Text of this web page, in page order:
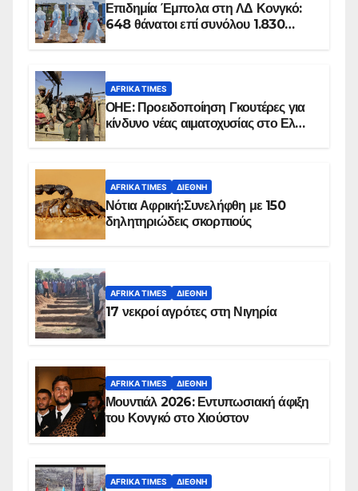
Επιδημία Έμπολα στη ΛΔ Κονγκό:
648 θάνατοι επί συνόλου 1.830
AFRIKA TIMES
ΟΗΕ: Προειδοποίηση Γκουτέρες για
κίνδυνο νέας αιματοχυσίας στο Ελ
AFRIKA TIMES ΔΙΕΘΝΉ
Νότια Αφρική:Συνελήφθη με 150
δηλητηριώδεις σκορπιούς
AFRIKA TIMES ΔΙΕΘΝΉ
17 νεκροί αγρότες στη Νιγηρία
AFRIKA TIMES ΔΙΕΘΝΉ
Μουντιάλ 2026: Εντυπωσιακή άφιξη
του Κονγκό στο Χιούστον
AFRIKA TIMES ΔΙΕΘΝΉ